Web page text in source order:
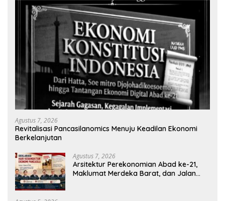
Agustus 7, 2026
Revitalisasi Pancasilanomics Menuju Keadilan Ekonomi
Berkelanjutan
Agustus 7, 2026
Arsitektur Perekonomian Abad ke-21,
Maklumat Merdeka Barat, dan Jalan